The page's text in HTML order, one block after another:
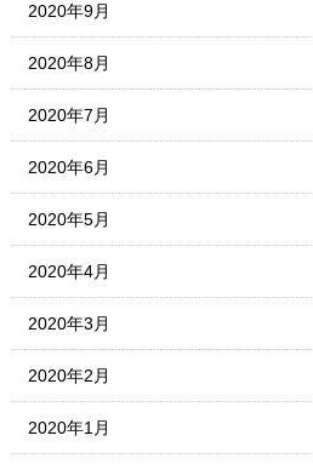
2020年9月
2020年8月
2020年7月
2020年6月
2020年5月
2020年4月
2020年3月
2020年2月
2020年1月